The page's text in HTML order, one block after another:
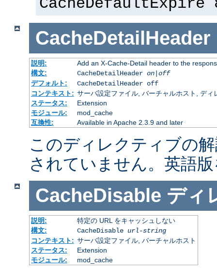
CacheDefaultExpire
CacheDetailHeader
説明:
Add an X-Cache-Detail header to the
構文:
CacheDetailHeader on|off
デフォルト:
CacheDetailHeader off
コンテキスト: サーバ設定ファイル, バーチャルホスト, ディ
ステータス:
Extension
モジュール:
mod_cache
互換性:
Available in Apache 2.3.9 and later
このディレクティブの
されていません。英語
CacheDisable ディ
説明:
特定の URL をキャッシュしない
構文:
CacheDisable url-string
コンテキスト: サーバ設定ファイル, バーチャルホスト
ステータス:
Extension
モジュール:
mod_cache